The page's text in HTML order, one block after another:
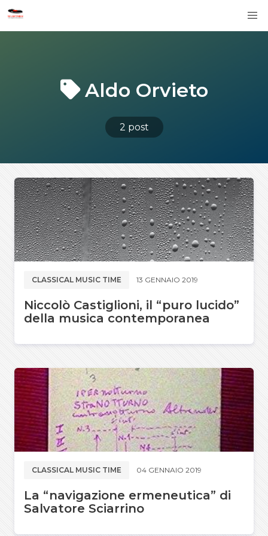
Aldo Orvieto
2 post
CLASSICAL MUSIC TIME 13 GENNAIO 2019
Niccolò Castiglioni, il “puro lucido”
della musica contemporanea
CLASSICAL MUSIC TIME 04 GENNAIO 2019
La “navigazione ermeneutica” di
Salvatore Sciarrino